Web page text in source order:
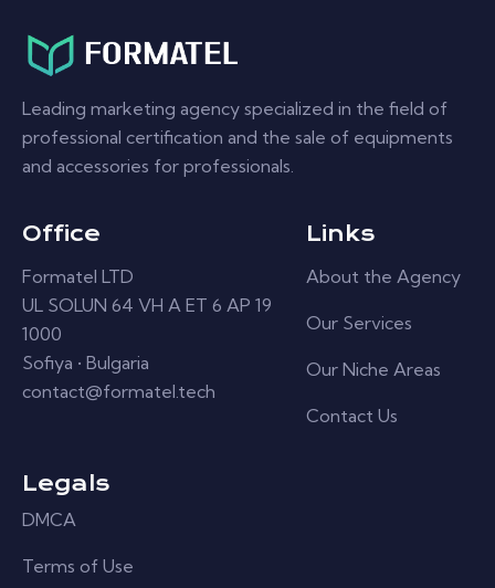
Leading marketing agency specialized in the field of
professional certification and the sale of equipments
and accessories for professionals.
Office
Formatel LTD
UL SOLUN 64 VH A ET 6 AP 19
1000
Sofiya • Bulgaria
contact@formatel.tech
Links
About the Agency
Our Services
Our Niche Areas
Contact Us
Legals
DMCA
Terms of Use